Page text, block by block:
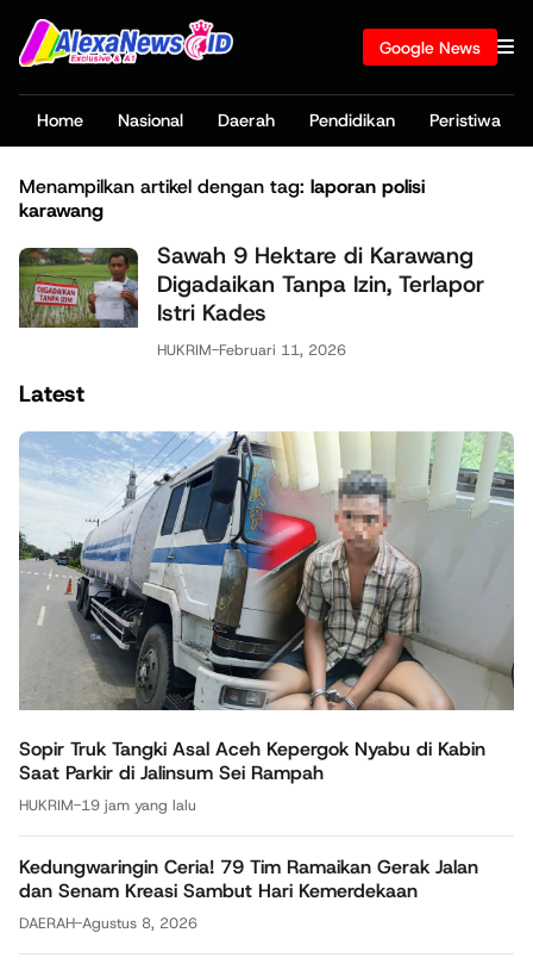
Google News
Home Nasional Daerah Pendidikan Peristiwa
Menampilkan artikel dengan tag: laporan polisi
karawang
Sawah 9 Hektare di Karawang
Digadaikan Tanpa Izin, Terlapor
Istri Kades
HUKRIM-Februari 11, 2026
Latest
Sopir Truk Tangki Asal Aceh Kepergok Nyabu di Kabin
Saat Parkir di Jalinsum Sei Rampah
HUKRIM-19 jam yang lalu
Kedungwaringin Ceria! 79 Tim Ramaikan Gerak Jalan
dan Senam Kreasi Sambut Hari Kemerdekaan
DAERAH-Agustus 8, 2026